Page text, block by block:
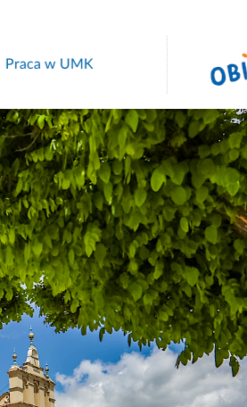
Praca w UMK